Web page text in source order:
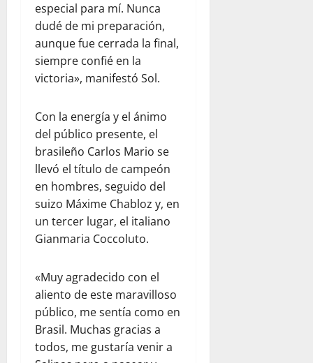
especial para mí. Nunca
dudé de mi preparación,
aunque fue cerrada la final,
siempre confié en la
victoria», manifestó Sol.
Con la energía y el ánimo
del público presente, el
brasileño Carlos Mario se
llevó el título de campeón
en hombres, seguido del
suizo Máxime Chabloz y, en
un tercer lugar, el italiano
Gianmaria Coccoluto.
«Muy agradecido con el
aliento de este maravilloso
público, me sentía como en
Brasil. Muchas gracias a
todos, me gustaría venir a